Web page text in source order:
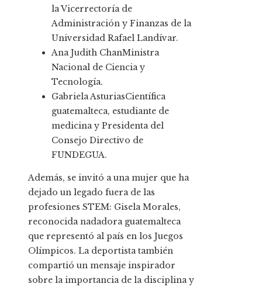
la Vicerrectoría de
Administración y Finanzas de la
Universidad Rafael Landívar.
Ana Judith ChanMinistra
Nacional de Ciencia y
Tecnología.
Gabriela AsturiasCientífica
guatemalteca, estudiante de
medicina y Presidenta del
Consejo Directivo de
FUNDEGUA.
Además, se invitó a una mujer que ha
dejado un legado fuera de las
profesiones STEM: Gisela Morales,
reconocida nadadora guatemalteca
que representó al país en los Juegos
Olímpicos. La deportista también
compartió un mensaje inspirador
sobre la importancia de la disciplina y